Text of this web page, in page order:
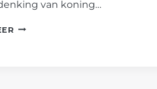
van koning…
AFRIKANERS,